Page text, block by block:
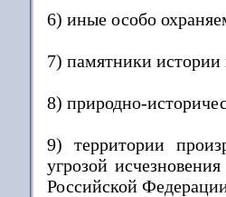
6) иные особо
7) памятники истории
8) природно-
9) территории
угрозой
Российской